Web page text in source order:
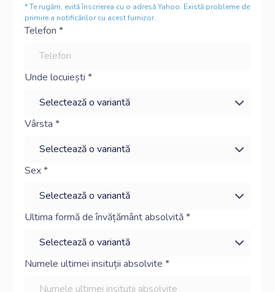
* Te rugăm, evită înscrierea cu o adresă Yahoo. Există probleme de
primire a notificărilor cu acest furnizor.
Telefon *
Unde locuiești *
Vârsta *
Sex *
Ultima formă de învățământ absolvită *
Numele ultimei insituții absolvite *